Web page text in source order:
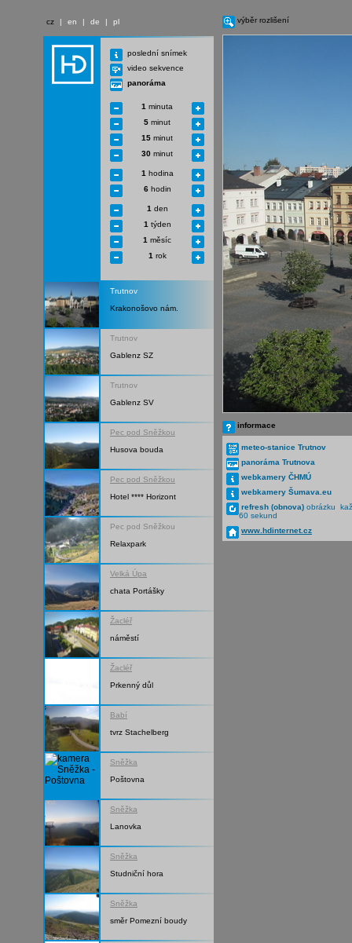
cz | en | de | pl
poslední snímek
video sekvence
panoráma
1 minuta
5 minut
15 minut
30 minut
1 hodina
6hodin
1 den
1 týden
1 měsíc
1 rok
Trutnov
Krakonošovo nám.
Trutnov
Gablenz SZ
Trutnov
Gablenz SV
Pec pod Sněžkou
Husova bouda
Pec pod Sněžkou
Hotel **** Horizont
Pec pod Sněžkou
Relaxpark
Velká Úpa
chata Portášky
Žacléř
náměstí
Žacléř
Prkenný důl
Babí
tvrz Stachelberg
Sněžka
Poštovna
Sněžka
Lanovka
Sněžka
Studniční hora
Sněžka
směr Pomezní boudy
výběr rozlišení
informace
meteo-stanice Trutnov
panoráma Trutnova
webkamery ČHMÚ
webkamery Šumava.eu
refresh (obnova) obrázku
60 sekund
www.hdinternet.cz